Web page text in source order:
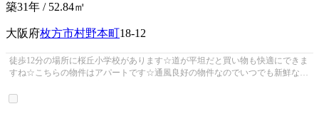
築31年 / 52.84㎡
大阪府枚方市村野本町18-12
徒歩12分の場所に桜丘小学校があります☆道が平坦だと買い物も快適にできま
すね☆こちらの物件はアパートです☆通風良好の物件なのでいつでも新鮮な空